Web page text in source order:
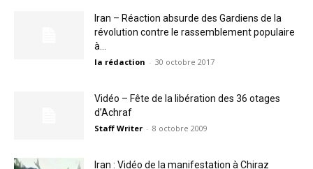
Iran – Réaction absurde des Gardiens de la
révolution contre le rassemblement populaire
à...
la rédaction - 30 octobre 2017
Vidéo – Fête de la libération des 36 otages
d’Achraf
Staff Writer - 8 octobre 2009
Iran : Vidéo de la manifestation à Chiraz